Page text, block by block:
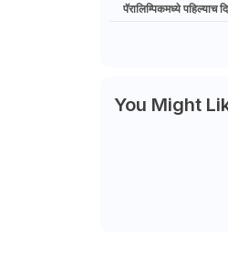
पॅरालिम्पिकमध्ये पहिल्याच
You Might